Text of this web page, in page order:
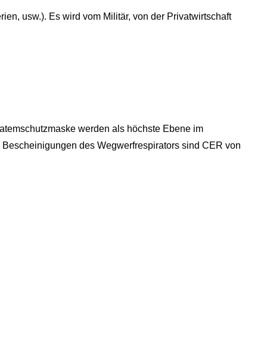
usw.). Es wird vom Militär, von der Privatwirtschaft
werden als höchste Ebene im
des Wegwerfrespirators sind CER von